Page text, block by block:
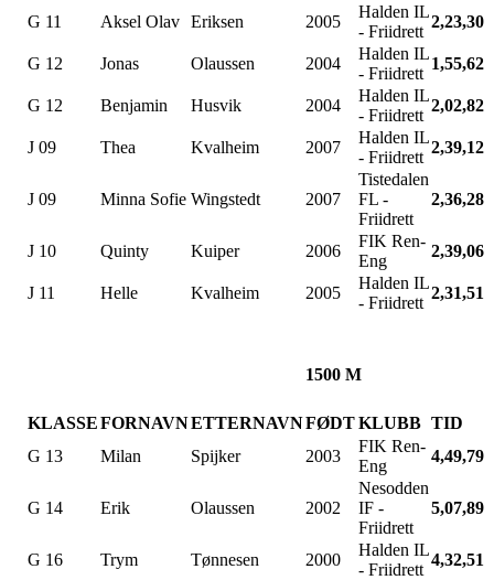
G 11 Aksel Olav Eriksen 2005
Halden IL
- Friidrett
2,23,30
G 12 Jonas Olaussen 2004
Halden IL
- Friidrett
1,55,62
G 12 Benjamin Husvik 2004
Halden IL
- Friidrett
2,02,82
J 09 Thea Kvalheim 2007
Halden IL
- Friidrett
2,39,12
J 09 Minna Sofie Wingstedt 2007
Tistedalen
FL -
Friidrett
2,36,28
J 10 Quinty Kuiper 2006
FIK Ren-
Eng
2,39,06
J 11 Helle Kvalheim 2005
Halden IL
- Friidrett
2,31,51
1500 M
KLASSEFORNAVNETTERNAVNFØDTKLUBB TID
G 13
Milan Spijker 2003
FIK Ren-
Eng
4,49,79
G 14 Erik Olaussen 2002
Nesodden
IF -
Friidrett
5,07,89
G 16 Trym Tønnesen 2000
Halden IL
- Friidrett
4,32,51